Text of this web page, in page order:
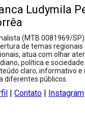
Ludymila
(MTB 0081969/
de temas regionais
atua com olhar
política e
claro, informativo e
diferentes públicos.
|Contato | Instagram